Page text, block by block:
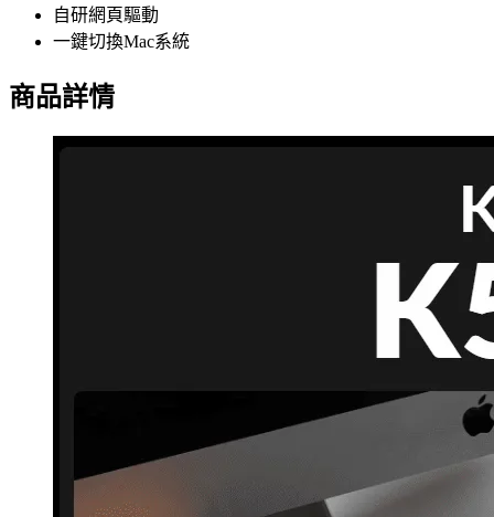
自研網頁驅動
一鍵切換Mac系統
商品詳情